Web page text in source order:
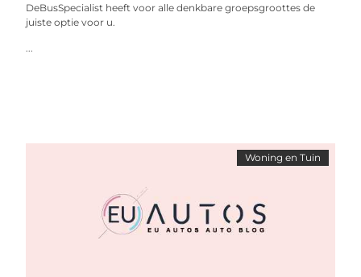
DeBusSpecialist heeft voor alle denkbare groepsgroottes de
juiste optie voor u.
...
Woning en Tuin